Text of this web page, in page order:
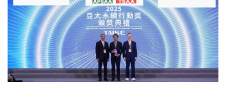
移動需求。隨著GoShare 深入騎士日常生活，節日與週末也
成為 GoShare 的使用高峰，特別的是，情人節皆為往年最
熱門租借日，今年適逢週五，單日租借量達年度次高；隔日
2/15 為週六，更迎來全年租借量最高峰，顯示有不少消費
者在週末延續節日儀式感，帶動另一波甜蜜的「情人節約會
熱潮」。除此之外，多個節日也都登上 GoShare 租借量排
行榜。迎接新年，元旦假期的短程移動需求大幅增加；端午
用卡等多種贊助方式，讓您的心意能輕鬆、安全地傳達。
話題；六月GogoroEZZY 上市，採綠牌動力主打短程代
步，連續三個月穩坐電車銷售冠軍；GogoroEZZY 500更甫
於九月登場，以入門白牌定位瞄準每日通勤族，配備超越同
級。Gogoro董事會更確認大股東承諾增資25億元新台幣，
將於2026年以私募完成投資。潤泰集團總裁尹衍樑博士表
示，我始終相信並堅定支持Gogoro 打造永續城市的願景，
過去一年，很高興看到Gogoro團隊展現出一致的信念與極